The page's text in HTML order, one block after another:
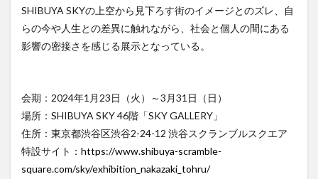
SHIBUYA SKYの上空から見下ろす街のイメージとのズレ、自
らの今や人生との差異に触れながら、社会と個人の間にある
影響の密接さを感じる展示となっている。
会期：2024年1月23日（火）～3月31日（日）
場所：SHIBUYA SKY 46階「SKY GALLERY」
住所：東京都渋谷区渋谷2-24-12 渋谷スクランブルスクエア
特設サイト： https://www.shibuya-scramble-
square.com/sky/exhibition_nakazaki_tohru/